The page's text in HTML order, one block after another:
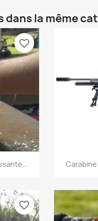
dans la même
favorite_border

Carabine
favorite_border